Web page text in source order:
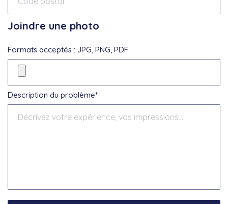
Joindre une photo
Formats acceptés : JPG, PNG, PDF
Description du problème*